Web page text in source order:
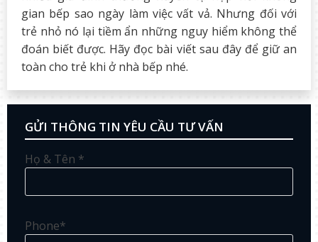
gian bếp sao ngày làm việc vất vả. Nhưng đối với
trẻ nhỏ nó lại tiềm ẩn những nguy hiểm không thể
đoán biết được. Hãy đọc bài viết sau đây để giữ an
toàn cho trẻ khi ở nhà bếp nhé.
GỬI THÔNG TIN YÊU CẦU TƯ VẤN
Họ & Tên *
Phone*